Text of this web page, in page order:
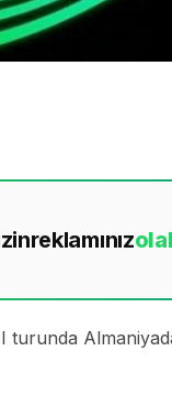
reklamınızola
turunda